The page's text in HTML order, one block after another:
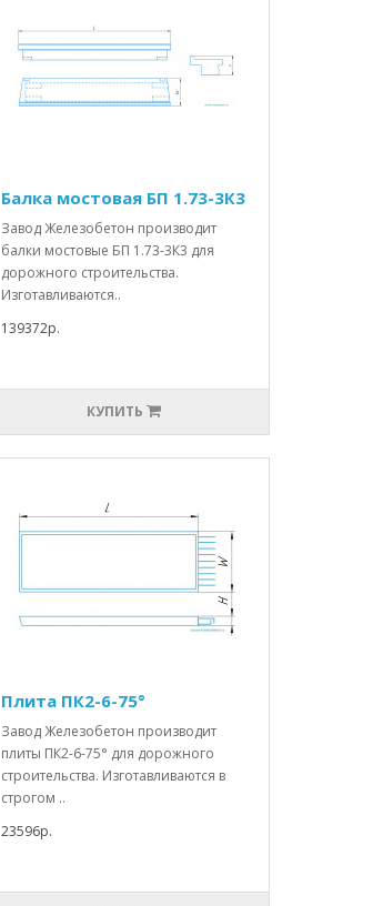
Балка мостовая БП 1.73-3К3
Завод Железобетон производит
балки мостовые БП 1.73-3К3 для
дорожного строительства.
Изготавливаются..
139372р.
КУПИТЬ
Плита ПК2-6-75°
Завод Железобетон производит
плиты ПК2-6-75° для дорожного
строительства. Изготавливаются в
строгом ..
23596р.